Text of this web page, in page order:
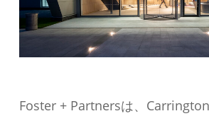
Foster + Partnersは、